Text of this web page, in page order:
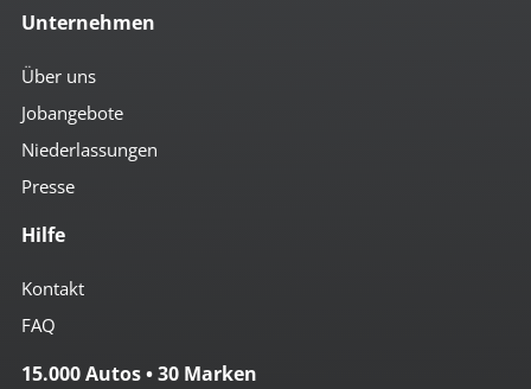
Unternehmen
Über uns
Jobangebote
Niederlassungen
Presse
Hilfe
Kontakt
FAQ
15.000 Autos • 30 Marken